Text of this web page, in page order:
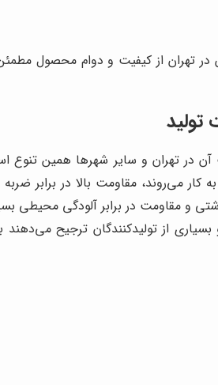
تهران از کیفیت و دوام محصول مطمئن
در تهران و سایر شهرها همین تنوع
کار می‌روند، مقاومت بالا در برابر
مقاومت در برابر آلودگی محیطی
از تولیدکنندگان ترجیح می‌دهند